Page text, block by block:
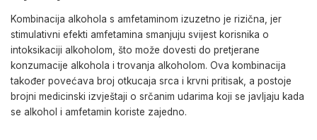
Kombinacija alkohola s amfetaminom izuzetno je rizična, jer
stimulativni efekti amfetamina smanjuju svijest korisnika o
intoksikaciji alkoholom, što može dovesti do pretjerane
konzumacije alkohola i trovanja alkoholom. Ova kombinacija
također povećava broj otkucaja srca i krvni pritisak, a postoje
brojni medicinski izvještaji o srčanim udarima koji se javljaju kada
se alkohol i amfetamin koriste zajedno.